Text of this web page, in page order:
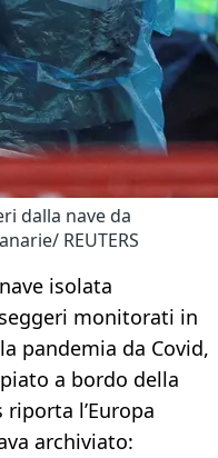
dalla nave da
REUTERS
isolata
monitorati in
pandemia da Covid,
a bordo della
l’Europa
archiviato: